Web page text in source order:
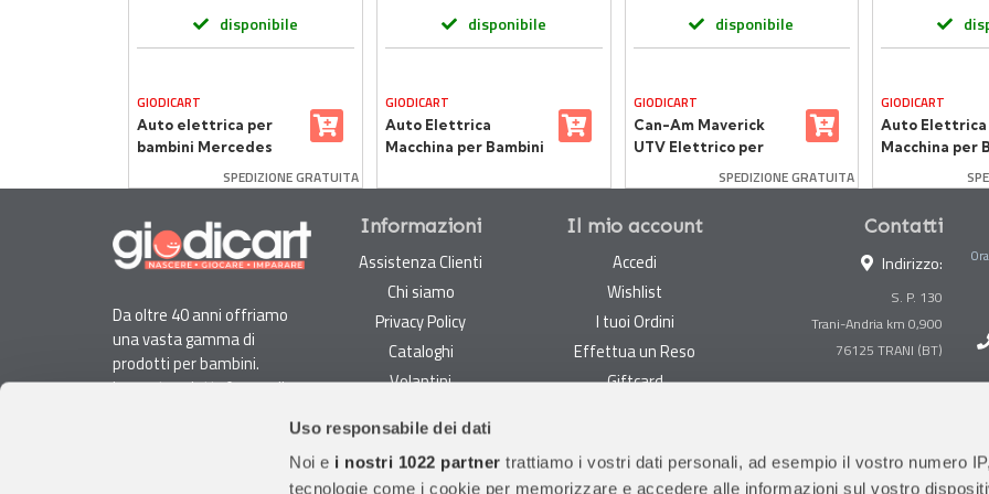
Uso responsabile dei dati
Noi e i nostri 1022 partner trattiamo i vostri dati personali, ad esempio il vostro numero
tecnologie come i cookie per memorizzare e accedere alle informazioni sul vostro
disponibile
GIODICART
Auto elettrica per
bambini Mercedes
telecomando 2,4 Ghz
SPEDIZIONE GRATUITA
disponibile
GIODICART
Auto Elettrica
Macchina per Bambini
Rubicon Rossa 12V con
disponibile
GIODICART
Can-Am Maverick
UTV Elettrico per
Telecomando e
SPEDIZIONE GRATUITA
GIODICART
Auto Elettrica
Macchina per
Bianca
Da oltre 40 anni offriamo
una vasta gamma di
prodotti per bambini.
La nostra piattaforma di
ricerca di giocattoli, articoli
per l'infanzia, cancelleria e
Informazioni
Assistenza Clienti
Chi siamo
Privacy Policy
Cataloghi
Volantini
DURC e Tracciabilità
Rilevazione Misure
Il mio account
Accedi
Wishlist
I tuoi Ordini
Effettua un Reso
Giftcard
Garanzie
Contatti
Indirizzo:
S. P. 130
Trani-Andria km 0,900
Prima Infanzia: 0883